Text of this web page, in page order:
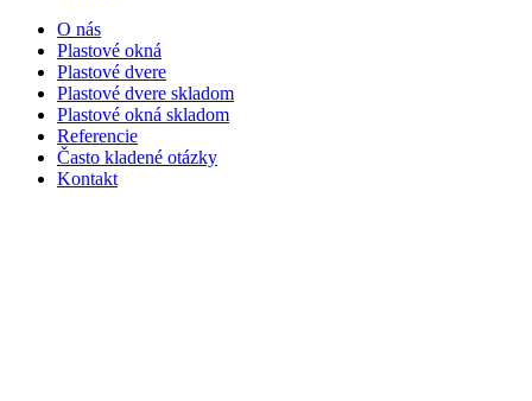
O nás
Plastové okná
Plastové dvere
Plastové dvere skladom
Plastové okná skladom
Referencie
Často kladené otázky
Kontakt